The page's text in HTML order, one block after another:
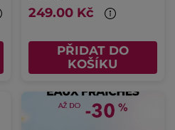
249.00 Kč
PŘIDAT DO
KOŠÍKU